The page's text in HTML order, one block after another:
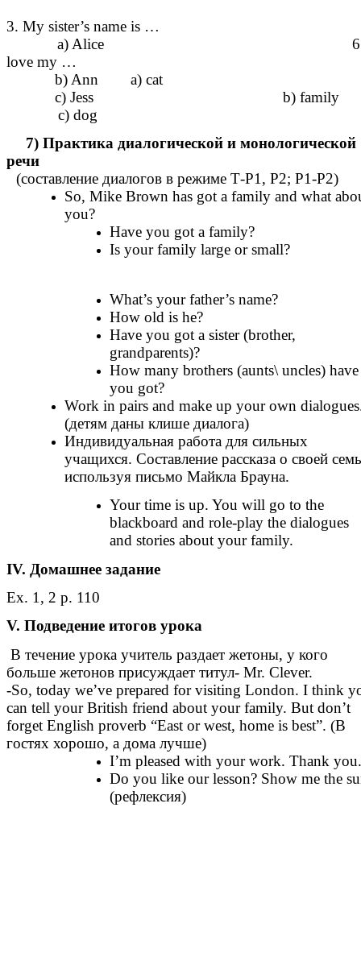
3. My sister’s name is …
a) Alice 6.
love my …
b) Ann a) cat
c) Jess b) family
c) dog
7) Практика диалогической и монологической
речи
(составление диалогов в режиме Т-Р1, Р2; Р1-Р2)
So, Mike Brown has got a family and what
you?
Have you got a family?
Is your family large or small?
What’s your father’s name?
How old is he?
Have you got a sister (brother,
grandparents)?
How many brothers (aunts\ uncles) have
you got?
Work in pairs and make up your own
(детям даны клише диалога)
Индивидуальная работа для сильных
учащихся. Составление рассказа о своей
используя письмо Майкла Брауна.
Your time is up. You will go to the
blackboard and role-play the dialogues
and stories about your family.
IV. Домашнее задание
Ex. 1, 2 p. 110
V. Подведение итогов урока
В течение урока учитель раздает жетоны, у кого
больше жетонов присуждает титул- Mr. Clever.
-So, today we’ve prepared for visiting London. I think
can tell your British friend about your family. But don’t
forget English proverb “East or west, home is best”. (В
гостях хорошо, а дома лучше)
I’m pleased with your work. Thank you.
Do you like our lesson? Show me the
(рефлексия)